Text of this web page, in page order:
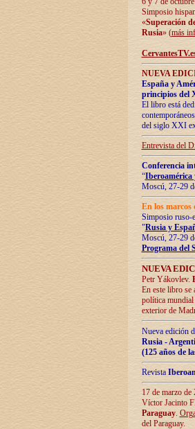
Simposio
«Superación
Rusia» (más
NUEVA
España y
principios del
El libro está
del siglo XXI
Entrevista del
Conferencia
“Iberoamérica
Moscú, 27-29
En los marcos
Simposio ruso-
"Rusia y
Moscú, 27-29
Programa del
NUEVA
Petr Yákovlev.
En este libro se
política mundial
exterior de
Nueva edición
Rusia -
(125 años de
Revista
17 de marzo
Víctor Jacinto
Paraguay.
del Paraguay.